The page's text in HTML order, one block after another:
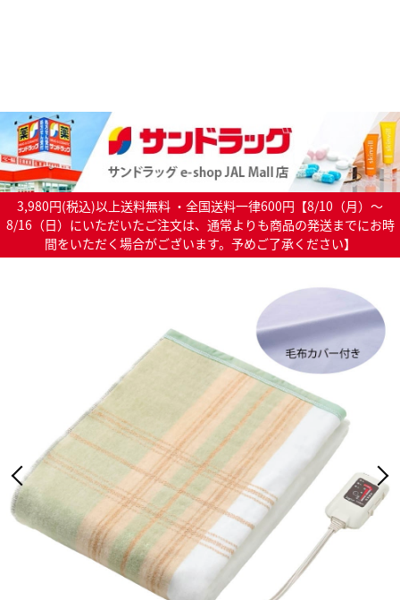
3,980円(税込)以上送料無料 ・全国送料一律600円【8/10（月）～
8/16（日）にいただいたご注文は、通常よりも商品の発送までにお時
間をいただく場合がございます。予めご了承ください】